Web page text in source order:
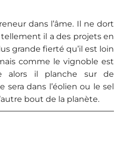
dans l’âme. Il ne dort
il a des projets en
grande fierté qu’il est loin
comme le vignoble est
alors il planche sur de
sera dans l’éolien ou le sel
bout de la planète.